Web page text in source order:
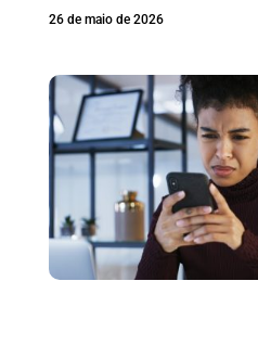
26 de maio de 2026